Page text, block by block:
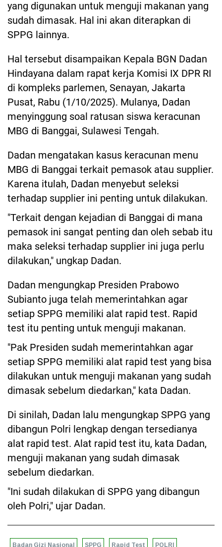
yang digunakan untuk menguji makanan yang
sudah dimasak. Hal ini akan diterapkan di
SPPG lainnya.
Hal tersebut disampaikan Kepala BGN Dadan
Hindayana dalam rapat kerja Komisi IX DPR RI
di kompleks parlemen, Senayan, Jakarta
Pusat, Rabu (1/10/2025). Mulanya, Dadan
menyinggung soal ratusan siswa keracunan
MBG di Banggai, Sulawesi Tengah.
Dadan mengatakan kasus keracunan menu
MBG di Banggai terkait pemasok atau supplier.
Karena itulah, Dadan menyebut seleksi
terhadap supplier ini penting untuk dilakukan.
"Terkait dengan kejadian di Banggai di mana
pemasok ini sangat penting dan oleh sebab itu
maka seleksi terhadap supplier ini juga perlu
dilakukan," ungkap Dadan.
Dadan mengungkap Presiden Prabowo
Subianto juga telah memerintahkan agar
setiap SPPG memiliki alat rapid test. Rapid
test itu penting untuk menguji makanan.
"Pak Presiden sudah memerintahkan agar
setiap SPPG memiliki alat rapid test yang bisa
dilakukan untuk menguji makanan yang sudah
dimasak sebelum diedarkan," kata Dadan.
Di sinilah, Dadan lalu mengungkap SPPG yang
dibangun Polri lengkap dengan tersedianya
alat rapid test. Alat rapid test itu, kata Dadan,
menguji makanan yang sudah dimasak
sebelum diedarkan.
"Ini sudah dilakukan di SPPG yang dibangun
oleh Polri," ujar Dadan.
Badan Gizi Nasional SPPG Rapid Test POLRI